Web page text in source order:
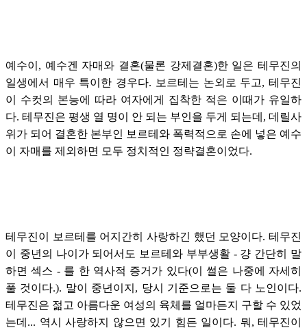
예수이, 예수겐 자매와 결혼(물론 강제결혼)한 일은 테무진의
일생에서 매우 특이한 경우다. 보르테는 논외로 두고, 테무진
이 수컷의 본능에 따라 여자에게 집착한 적은 이때가 유일하
다. 테무진은 평생 열 명이 안 되는 부인을 두게 되는데, 데릴사
위가 되어 결혼한 본부인 보르테와 폭력적으로 손에 넣은 예수
이 자매를 제외하면 모두 정치적인 정략결혼이었다.
테무진이 보르테를 어지간히 사랑하긴 했던 모양이다. 테무진
이 중년의 나이가 되어서도 보르테와 부부생활 - 걍 간단히 말
하면 섹스 - 를 한 역사적 증거가 있다(이 썰은 나중에 자세히
풀 것이다.). 말이 중년이지, 당시 기준으로는 둘 다 노인이다.
테무진은 젊고 아름다운 여성의 육체를 얼마든지 구할 수 있었
는데... 역시 사랑하지 않으면 있기 힘든 일이다. 뭐, 테무진이